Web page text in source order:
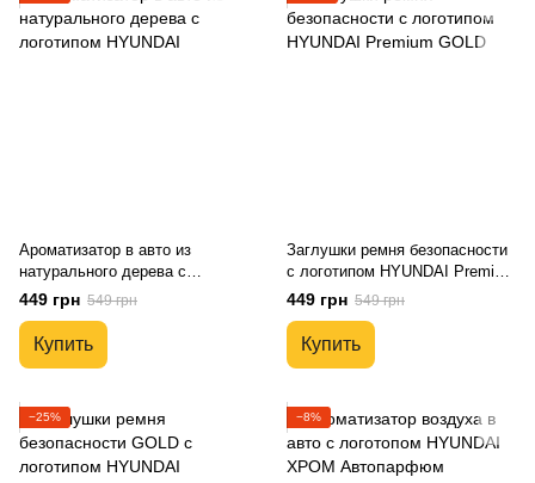
Ароматизатор в авто из
натурального дерева с
логотипом HYUNDAI
449 грн 549 грн
Купить
Заглушки ремня безопасности
с логотипом HYUNDAI Premium
GOLD
449 грн 549 грн
Купить
−25% −8%